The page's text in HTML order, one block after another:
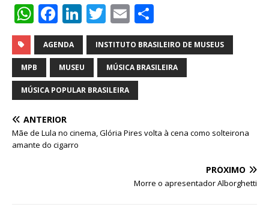
W
h
at
s
A
p
F
a
c
e
b
o
k
Li
n
k
e
dI
T
w
it
te
r
E
m
ai
l
h
ar
e
AGENDA INSTITUTO BRASILEIRO DE MUSEUS
MPB MUSEU MÚSICA BRASILEIRA
MÚSICA POPULAR BRASILEIRA
ANTERIOR
Mãe de Lula no cinema, Glória Pires volta à cena como solteirona
amante do cigarro
PRÓXIMO
Morre o apresentador Alborghetti